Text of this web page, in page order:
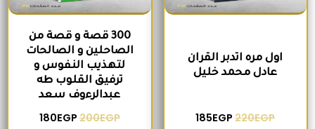
اول مره اتدبر القران
عادل محمد خليل
220EGP
185EGP
300 قصة و قصة من
الصاحلين و الصالحات
لتهذيب النفوس و
ترفيق القلوب طه
عبدالرءوف سعد
200EGP
180EGP